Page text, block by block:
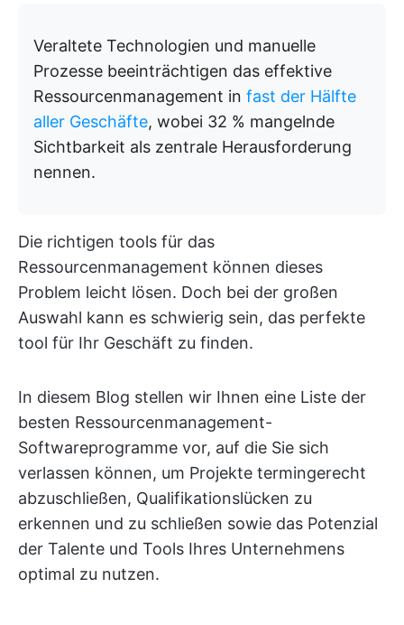
Veraltete Technologien und manuelle
Prozesse beeinträchtigen das effektive
Ressourcenmanagement in fast der Hälfte
aller Geschäfte, wobei 32 % mangelnde
Sichtbarkeit als zentrale Herausforderung
nennen.
Die richtigen tools für das
Ressourcenmanagement können dieses
Problem leicht lösen. Doch bei der großen
Auswahl kann es schwierig sein, das perfekte
tool für Ihr Geschäft zu finden.
In diesem Blog stellen wir Ihnen eine Liste der
besten Ressourcenmanagement-
Softwareprogramme vor, auf die Sie sich
verlassen können, um Projekte termingerecht
abzuschließen, Qualifikationslücken zu
erkennen und zu schließen sowie das Potenzial
der Talente und Tools Ihres Unternehmens
optimal zu nutzen.